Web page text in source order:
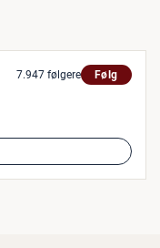
7.947 følgere Følg